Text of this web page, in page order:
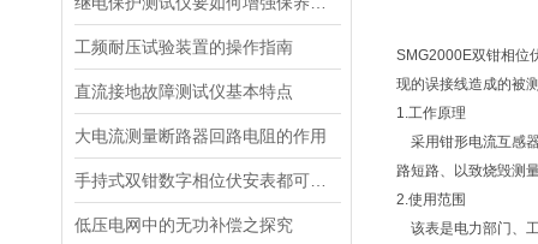
工频耐压试验装置的操作指南
直流接地故障测试仪基本特点
大电流测量断路器回路电阻的作用
低压电网中的无功补偿之探究
SMG2000E双钳相位
现的误接线造成的被
1.工作原理
采用钳形电流互感
路短路、以致烧毁测
2.使用范围
该表是电力部门、